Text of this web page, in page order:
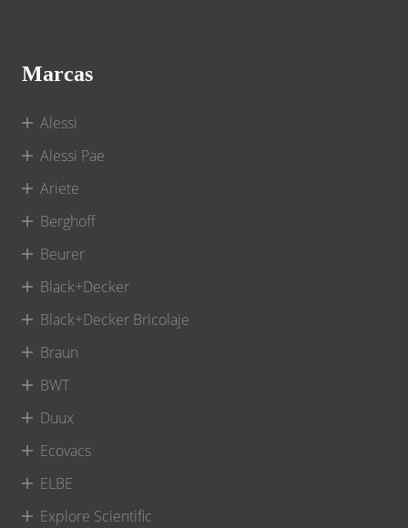
Marcas
Alessi
Alessi Pae
Ariete
Berghoff
Beurer
Black+Decker
Black+Decker Bricolaje
Braun
BWT
Duux
Ecovacs
ELBE
Explore Scientific